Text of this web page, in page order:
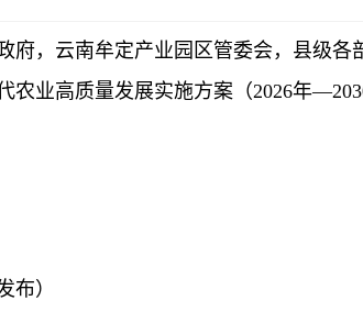
府，云南牟定产业园区管委会，县级各
农业高质量发展实施方案（2026年
布）